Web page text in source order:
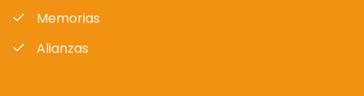
Memorias
Alianzas